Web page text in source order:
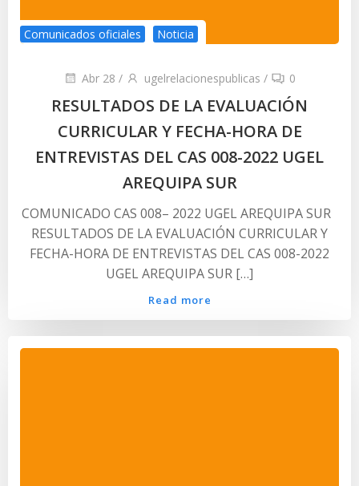
Comunicados oficiales Noticia
Abr 28 / ugelrelacionespublicas / 0
RESULTADOS DE LA EVALUACIÓN
CURRICULAR Y FECHA-HORA DE
ENTREVISTAS DEL CAS 008-2022 UGEL
AREQUIPA SUR
COMUNICADO CAS 008– 2022 UGEL AREQUIPA SUR
RESULTADOS DE LA EVALUACIÓN CURRICULAR Y
FECHA-HORA DE ENTREVISTAS DEL CAS 008-2022
UGEL AREQUIPA SUR […]
Read more